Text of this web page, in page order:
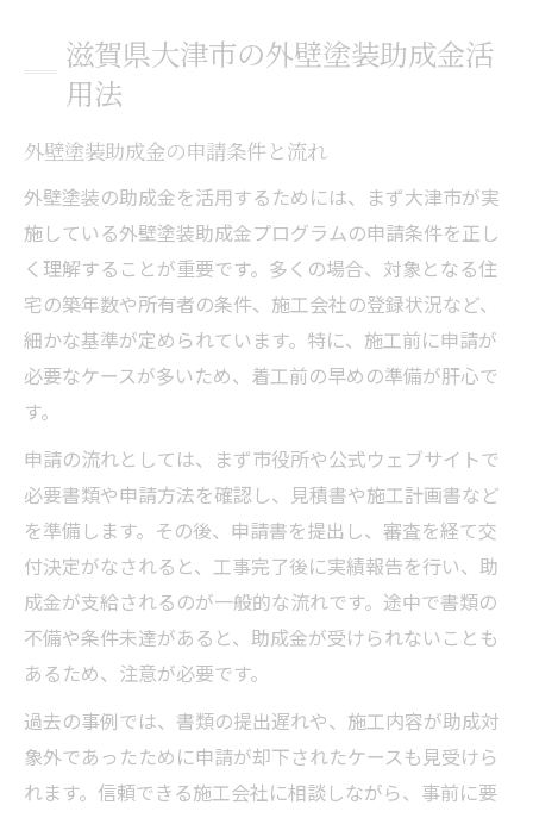
滋賀県大津市の外壁塗装助成金活
用法
外壁塗装助成金の申請条件と流れ
外壁塗装の助成金を活用するためには、まず大津市が実
施している外壁塗装助成金プログラムの申請条件を正し
く理解することが重要です。多くの場合、対象となる住
宅の築年数や所有者の条件、施工会社の登録状況など、
細かな基準が定められています。特に、施工前に申請が
必要なケースが多いため、着工前の早めの準備が肝心で
す。
申請の流れとしては、まず市役所や公式ウェブサイトで
必要書類や申請方法を確認し、見積書や施工計画書など
を準備します。その後、申請書を提出し、審査を経て交
付決定がなされると、工事完了後に実績報告を行い、助
成金が支給されるのが一般的な流れです。途中で書類の
不備や条件未達があると、助成金が受けられないことも
あるため、注意が必要です。
過去の事例では、書類の提出遅れや、施工内容が助成対
象外であったために申請が却下されたケースも見受けら
れます。信頼できる施工会社に相談しながら、事前に要